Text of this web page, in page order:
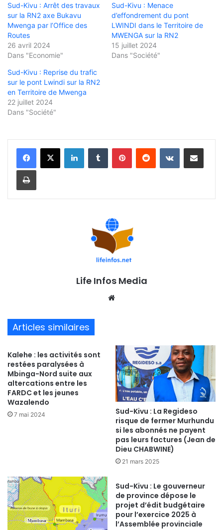
Sud-Kivu : Arrêt des travaux
sur la RN2 axe Bukavu
Mwenga par l’Office des
Routes
26 avril 2024
Dans "Economie"
Sud-Kivu : Menace
d’effondrement du pont
LWINDI dans le Territoire de
MWENGA sur la RN2
15 juillet 2024
Dans "Société"
Sud-Kivu : Reprise du trafic
sur le pont Lwindi sur la RN2
en Territoire de Mwenga
22 juillet 2024
Dans "Société"
Life Infos Media
Articles similaires
Kalehe : les activités sont
restées paralysées à
Mbinga-Nord suite aux
altercations entre les
FARDC et les jeunes
Wazalendo
7 mai 2024
Sud-Kivu : La Regideso
risque de fermer Murhundu
si les abonnés ne payent
pas leurs factures (Jean de
Dieu CHABWINE)
21 mars 2025
Sud-Kivu : Le gouverneur
de province dépose le
projet d’édit budgétaire
pour l’exercice 2025 à
l’Assemblée provinciale